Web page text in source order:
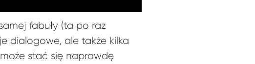
fabuły (ta po raz
dialogowe, ale także kilka
stać się naprawdę